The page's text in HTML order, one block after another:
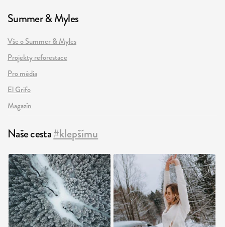
Summer & Myles
Vše o Summer & Myles
Projekty reforestace
Pro média
El Grifo
Magazín
Naše cesta#klepšímu